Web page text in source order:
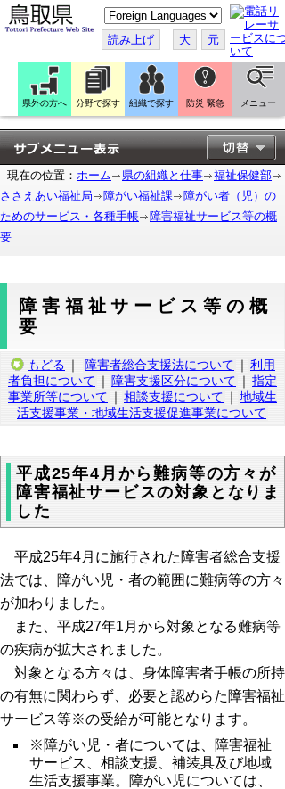
こ
の
ペ
ー
ジ
翻
訳
す
る
読み上げ 大 元
県外の方へ 分野で探す 組織で探す 防災 緊急 メニュー
現在の位置： ホーム 県の組織と仕事
福祉保健部
ささえあい福祉局
障がい福祉課
障がい者（児）の
ためのサービス・各種手帳
障害福祉サービス等の概
要
障害福祉サービス等の概
要
もどる ｜ 障害者総合支援法について ｜ 利用
者負担について ｜ 障害支援区分について ｜ 指定
事業所等について ｜ 相談支援について ｜ 地域生
活支援事業・地域生活支援促進事業について
平成25年4月から難病等の方々が
障害福祉サービスの対象となりま
した
平成25年4月に施行された障害者総合支援
法では、障がい児・者の範囲に難病等の方々
が加わりました。
また、平成27年1月から対象となる難病等
の疾病が拡大されました。
対象となる方々は、身体障害者手帳の所持
の有無に関わらず、必要と認めらた障害福祉
サービス等※の受給が可能となります。
※障がい児・者については、障害福祉
サービス、相談支援、補装具及び地域
生活支援事業。障がい児については、